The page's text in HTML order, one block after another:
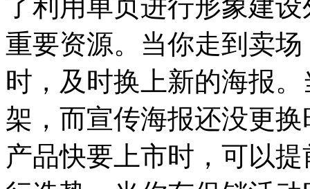
了利用单页进行形象建
重要资源。当你走到卖
时，及时换上新的海报
架，而宣传海报还没更
产品快要上市时，可以